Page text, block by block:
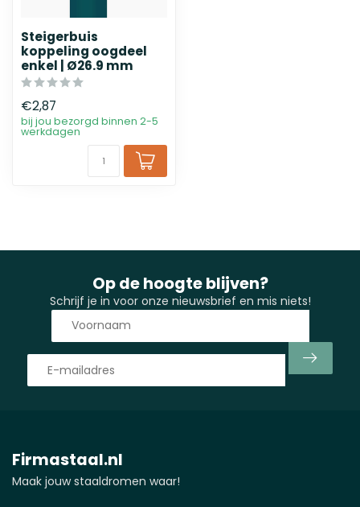
Steigerbuis
koppeling oogdeel
enkel | Ø26.9 mm
€2,87
bij jou bezorgd binnen 2-5
werkdagen
Op de hoogte blijven?
Schrijf je in voor onze nieuwsbrief en mis niets!
Firmastaal.nl
Maak jouw staaldromen waar!